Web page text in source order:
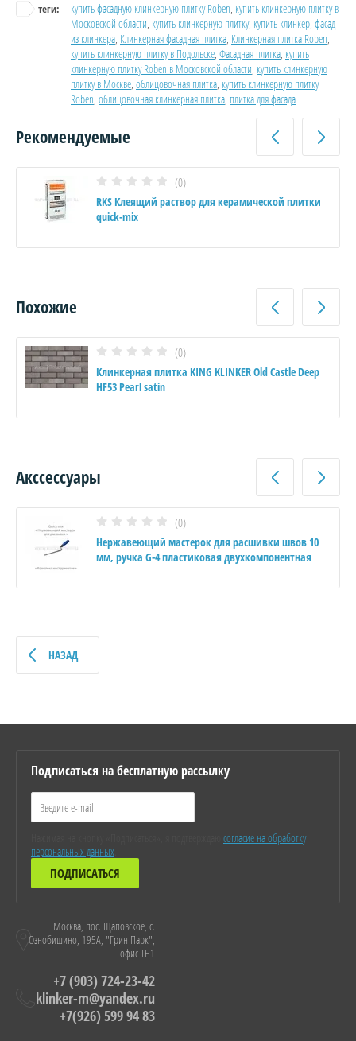
теги: купить фасадную клинкерную плитку Roben, купить клинкерную плитку в
Московской области, купить клинкерную плитку, купить клинкер, фасад
из клинкера, Клинкерная фасадная плитка, Клинкерная плитка Roben,
купить клинкерную плитку в Подольске, Фасадная плитка, купить
клинкерную плитку Roben в Московской области, купить клинкерную
плитку в Москве, облицовочная плитка, купить клинкерную плитку
Roben, облицовочная клинкерная плитка, плитка для фасада
Рекомендуемые
(0)
RKS Клеящий раствор для керамической плитки
quick-mix
Похожие
(0)
Клинкерная плитка KING KLINKER Old Castle Deep
HF53 Pearl satin
Акссессуары
(0)
Нержавеющий мастерок для расшивки швов 10
мм, ручка G-4 пластиковая двухкомпонентная
НАЗАД
Подписаться на бесплатную рассылку
согласие на обработку
персональных данных
ПОДПИСАТЬСЯ
Москва, пос. Щаповское, с.
Ознобишино, 195А, "Грин Парк",
офис ТН1
+7 (903) 724-23-42
klinker-m@yandex.ru
+7(926) 599 94 83